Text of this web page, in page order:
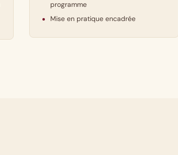
programme
Mise en pratique encadrée